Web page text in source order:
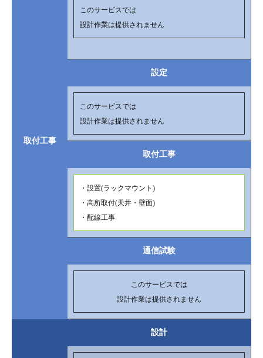
取付工事
このサービスでは
設計作業は提供されません
設定
このサービスでは
設計作業は提供されません
取付工事
・設置(ラックマウント)
・高所取付(天井・壁面)
・配線工事
通信試験
このサービスでは
設計作業は提供されません
設計